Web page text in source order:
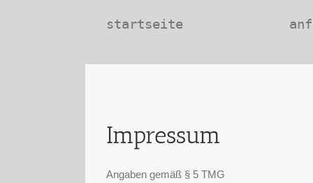
startseite
Impressum
Angaben gemäß § 5 TMG